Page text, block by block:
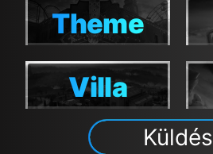
Theme
Theme
Villa
Villa
Küldés